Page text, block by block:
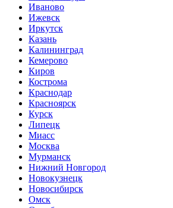
Иваново
Ижевск
Иркутск
Казань
Калининград
Кемерово
Киров
Кострома
Краснодар
Красноярск
Курск
Липецк
Миасс
Москва
Мурманск
Нижний Новгород
Новокузнецк
Новосибирск
Омск